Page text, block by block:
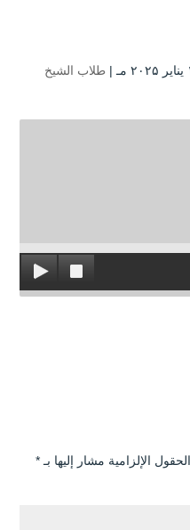
طلاب الشيخ
الحقول الإلزامية مشار إليها بـ *